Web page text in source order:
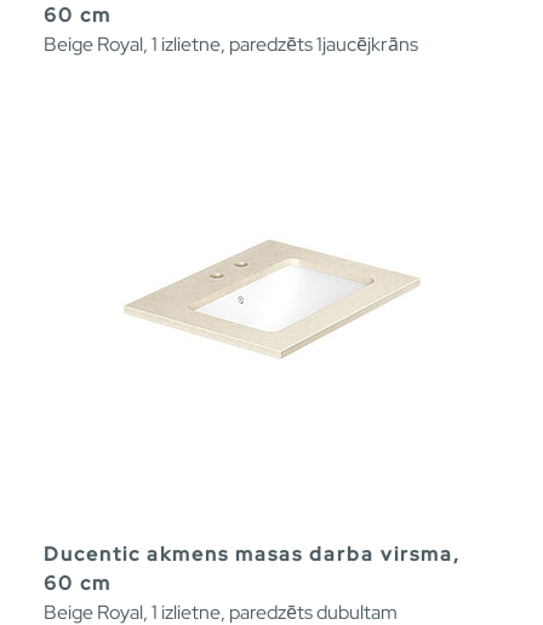
60 cm
Beige Royal, 1 izlietne, paredzēts 1jaucējkrāns
Ducentic akmens masas darba virsma,
60 cm
Beige Royal, 1 izlietne, paredzēts dubultam